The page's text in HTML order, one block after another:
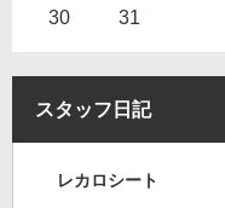
30 31
スタッフ日記
レカロシート